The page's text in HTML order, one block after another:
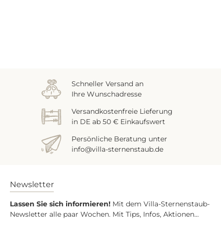
Schneller Versand an
Ihre Wunschadresse
Versandkostenfreie Lieferung
in DE ab 50 € Einkaufswert
Persönliche Beratung unter
info@villa-sternenstaub.de
Newsletter
Lassen Sie sich informieren! Mit dem Villa-Sternenstaub-
Newsletter alle paar Wochen. Mit Tips, Infos, Aktionen...